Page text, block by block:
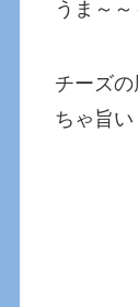
うま～～
チーズ
ちゃ旨い